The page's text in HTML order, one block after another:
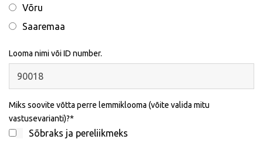
Võru
Saaremaa
Looma nimi või ID number.
Miks soovite võtta perre lemmiklooma (võite valida mitu
vastusevarianti)?
Sõbraks ja pereliikmeks